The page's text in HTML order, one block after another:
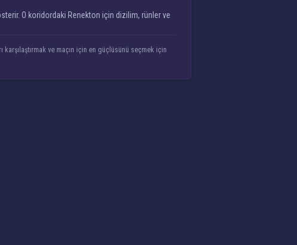
O koridordaki Renekton için dizilim, rünler ve
ve maçın için en güçlüsünü seçmek için